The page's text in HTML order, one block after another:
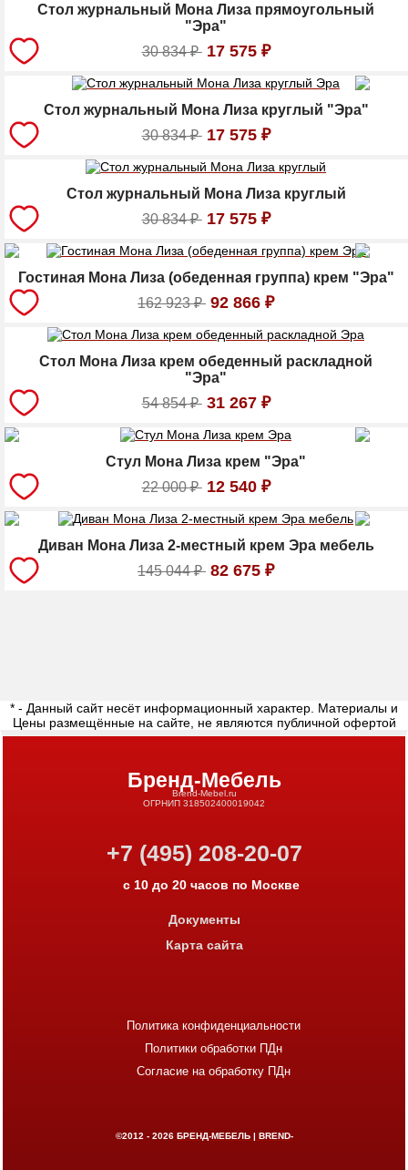
Стол журнальный Мона Лиза прямоугольный
"Эра"
30 834₽ 17 575 ₽
Стол журнальный Мона Лиза круглый "Эра"
30 834₽ 17 575 ₽
Стол журнальный Мона Лиза круглый
30 834₽ 17 575 ₽
Гостиная Мона Лиза (обеденная группа) крем "Эра"
162 923₽ 92 866 ₽
Стол Мона Лиза крем обеденный раскладной
"Эра"
54 854₽ 31 267 ₽
Стул Мона Лиза крем "Эра"
22 000₽ 12 540 ₽
Диван Мона Лиза 2-местный крем Эра мебель
145 044₽ 82 675 ₽
* - Данный сайт несёт информационный характер. Материалы и
Цены размещённые на сайте, не являются публичной офертой
Бренд-Мебель
Brend-Mebel.ru
ОГРНИП 318502400019042
Политика конфиденциальности
Политики обработки ПДн
Согласие на обработку ПДн
©2012 - 2026БРЕНД-МЕБЕЛЬ | BREND-
+7 (495) 208-20-07
с 10 до 20 часов по Москве
Документы
Карта сайта